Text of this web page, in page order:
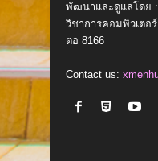
พัฒนาและดูแลโดย
วิชาการคอมพิวเตอ
ต่อ 8166
Contact us: